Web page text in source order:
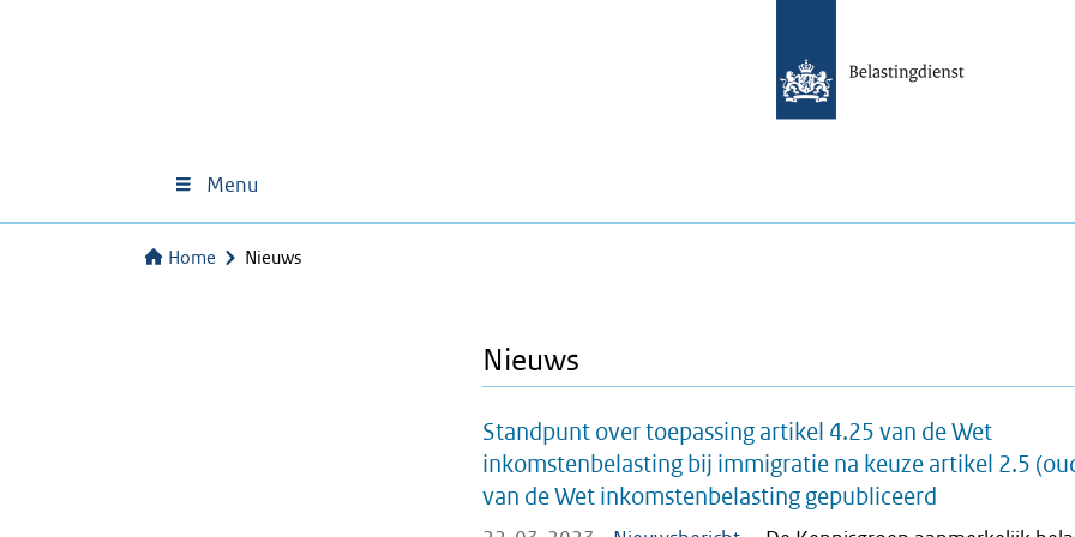
Menu
Home Nieuws
Nieuws
Standpunt over toepassing artikel 4.25 van de Wet
inkomstenbelasting bij immigratie na keuze artikel 2.5
van de Wet inkomstenbelasting gepubliceerd